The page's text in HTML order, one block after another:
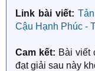
Link bài viết:
Cậu Hạnh Phúc -
Cam kết: Bài viết
đạt giải sau này